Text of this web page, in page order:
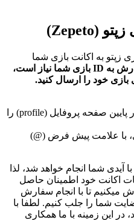
4680 سکه بازی زپتو به اکانت بازی شما
جهت انجام سفارش به ID بازی شما نیاز است،
بازی خود را ارسال کنید.
از میان گزینه های موجود در پایین صفحه پروفایل (profile) را
با علامت پیش فرض (@)
شما انجام خواهد شد، لذا
اکانت خود اطمینان حاصل
میکنیم تا با انجام سفارش
شما را جلب کنیم. لطفا با
این زمینه با ما همکاری